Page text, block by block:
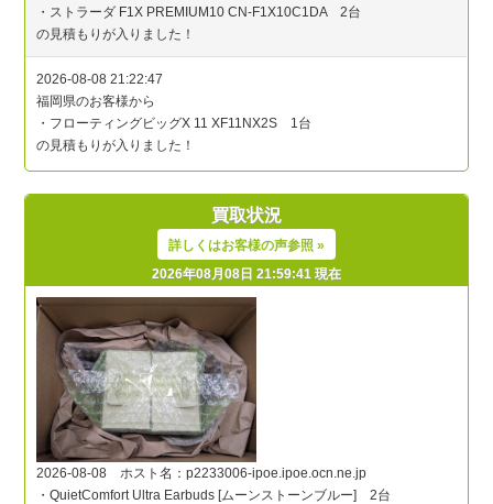
買取状況
詳しくはお客様の声参照 »
2026年08月08日 21:59:41 現在